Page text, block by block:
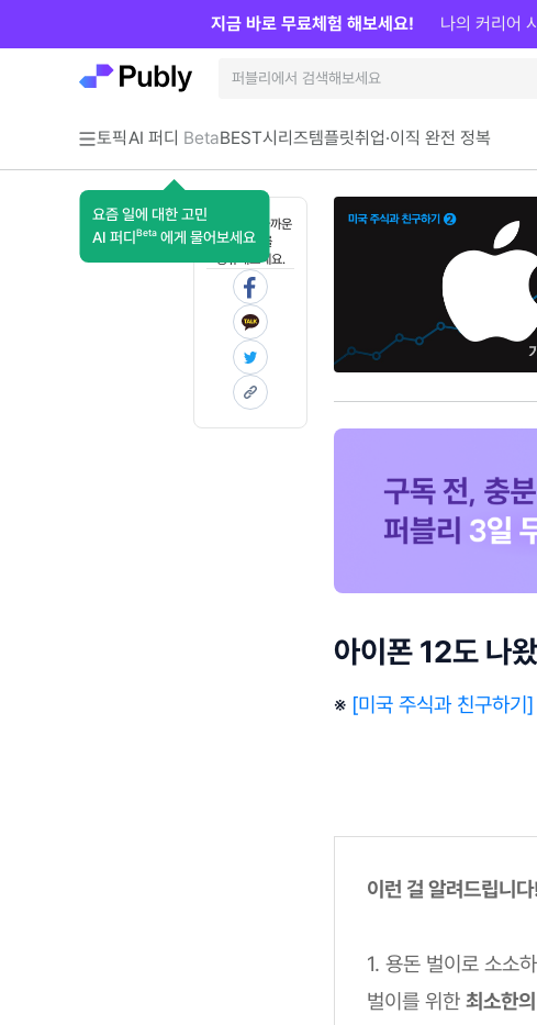
토픽AI 퍼디 Beta
요즘 일에 대한 고민
AI 퍼디 Beta 에게 물어보세요
BEST시리즈템플릿취업·이직 완전 정복
지금 바로 무료체험 해보세요! 나의 커리어
혼자 보기 아까운
콘텐츠를
공유해보세요.
아이폰 12도 나
※ [미국 주식과 친구하기]
이런 걸 알려드립니
1. 용돈 벌이로 소소
벌이를 위한 최소한